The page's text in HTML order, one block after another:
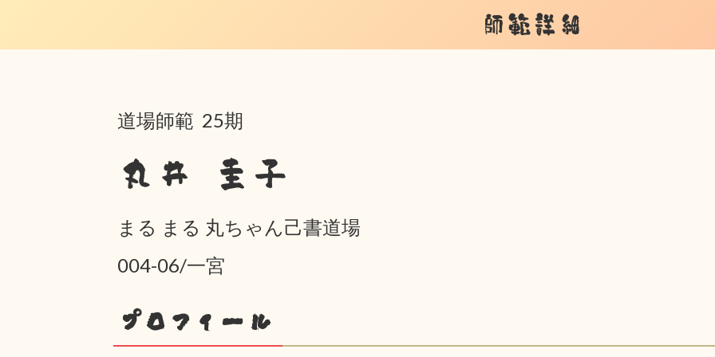
師範詳細
道場師範 25期
丸井 圭子
まる まる 丸ちゃん己書道場
004-06/一宮
プロフィール